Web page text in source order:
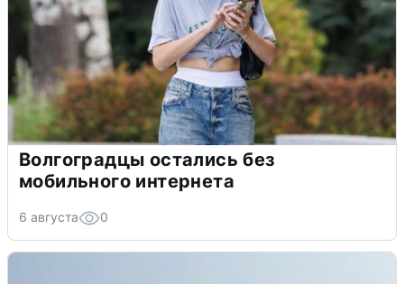
Волгоградцы остались без
мобильного интернета
6 августа 0